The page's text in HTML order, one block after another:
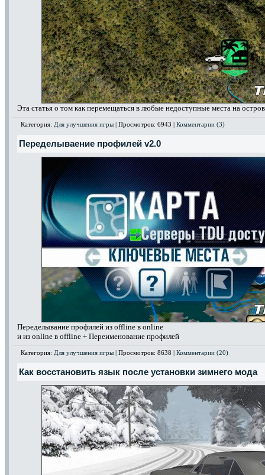
Эта статья о том как перемещаться в любые недоступные места на
Категория: Для улучшения игры | Просмотров: 6943 | Комментарии (3)
Переделываение профилей v2.0
Переделывание профилей из offline в online
и из online в offline + Переименование профилей
Категория: Для улучшения игры | Просмотров: 8638 | Комментарии (20)
Как восстановить язык после установки зимнего мода